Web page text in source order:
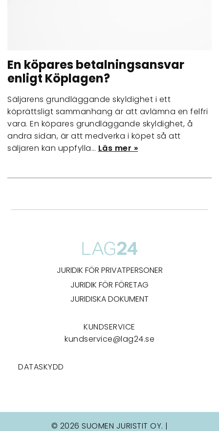
En köpares betalningsansvar
enligt Köplagen?
Säljarens grundläggande skyldighet i ett
köprättsligt sammanhang är att avlämna en felfri
vara. En köpares grundläggande skyldighet, å
andra sidan, är att medverka i köpet så att
säljaren kan uppfylla… Läs mer »
JURIDIK FÖR PRIVATPERSONER
JURIDIK FÖR FÖRETAG
JURIDISKA DOKUMENT
KUNDSERVICE
kundservice@lag24.se
DATASKYDD
© 2026 SUOMEN JURISTIT OY. |